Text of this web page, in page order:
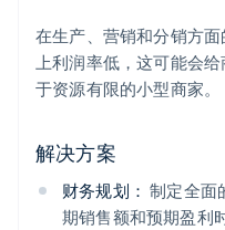
在生产、营销和分销方
上利润率低，这可能会
于资源有限的小型商家。
解决方案
财务规划： 制定全面
期销售额和预期盈利